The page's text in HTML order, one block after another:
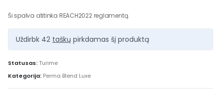
Ši spalva atitinka REACH2022 reglamentą.
Uždirbk 42 taškų pirkdamas šį produktą
Statusas:Turime
Kategorija: Perma Blend Luxe